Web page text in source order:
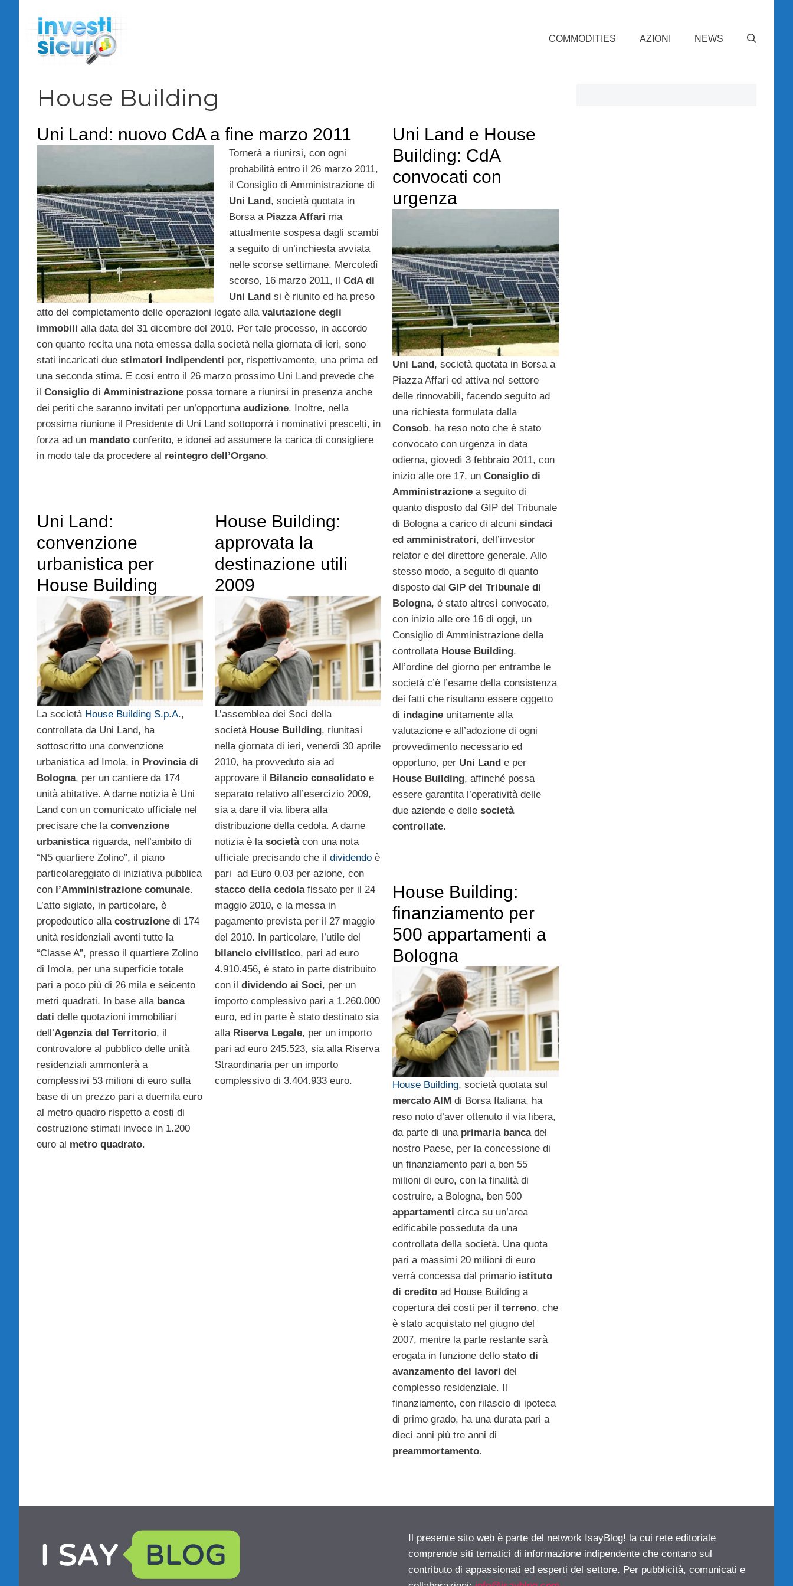
contenuto
COMMODITIES AZIONI NEWS
House Building
Uni Land: nuovo CdA a fine marzo 2011
Tornerà a riunirsi, con ogni
probabilità entro il 26 marzo 2011,
il Consiglio di Amministrazione di
Uni Land, società quotata in
Borsa a Piazza Affari ma
attualmente sospesa dagli scambi
a seguito di un’inchiesta avviata
nelle scorse settimane. Mercoledì
scorso, 16 marzo 2011, il CdA di
Uni Landsi è riunito ed ha preso
atto del completamento delle operazioni legate alla valutazione degli
immobili alla data del 31 dicembre del 2010. Per tale processo, in accordo
con quanto recita una nota emessa dalla società nella giornata di ieri, sono
stati incaricati due stimatori indipendenti per, rispettivamente, una prima ed
una seconda stima. E così entro il 26 marzo prossimo Uni Land prevede che
il Consiglio di Amministrazione possa tornare a riunirsi in presenza anche
dei periti che saranno invitati per un’opportuna audizione. Inoltre, nella
prossima riunione il Presidente di Uni Land sottoporrà i nominativi prescelti, in
forza ad un mandato conferito, e idonei ad assumere la carica di consigliere
in modo tale da procedere al reintegro dell’Organo.
Uni Land e House
Building: CdA
convocati con
urgenza
Uni Land , società quotata in Borsa a
Piazza Affari ed attiva nel settore
delle rinnovabili, facendo seguito ad
una richiesta formulata dalla
Consob, ha reso noto che è stato
convocato con urgenza in data
odierna, giovedì 3 febbraio 2011, con
inizio alle ore 17, unConsiglio di
Amministrazione a seguito di
quanto disposto dal GIP del Tribunale
di Bologna a carico di alcunisindaci
ed amministratori, dell’investor
relator e del direttore generale. Allo
stesso modo, a seguito di quanto
disposto dalGIP del Tribunale di
Bologna, è stato altresì convocato,
con inizio alle ore 16 di oggi, un
Consiglio di Amministrazione della
controllata House Building.
All’ordine del giorno per entrambe le
società c’è l’esame della consistenza
dei fatti che risultano essere oggetto
di indagine unitamente alla
valutazione e all’adozione di ogni
provvedimento necessario ed
opportuno, per Uni Land e per
House Building, affinché possa
essere garantita l’operatività delle
due aziende e dellesocietà
controllate.
Uni Land:
convenzione
urbanistica per
House Building
La società House Building S.p.A.,
controllata da Uni Land, ha
sottoscritto una convenzione
urbanistica ad Imola, in Provincia di
Bologna, per un cantiere da 174
unità abitative. A darne notizia è Uni
Land con un comunicato ufficiale nel
precisare che la convenzione
urbanisticariguarda, nell’ambito di
“N5 quartiere Zolino”, il piano
particolareggiato di iniziativa pubblica
con l’Amministrazione comunale.
L’atto siglato, in particolare, è
propedeutico alla costruzione di 174
unità residenziali aventi tutte la
“Classe A”, presso il quartiere Zolino
di Imola, per una superficie totale
pari a poco più di 26 mila e seicento
metri quadrati. In base alla banca
dati delle quotazioni immobiliari
dell’Agenzia del Territorio, il
controvalore al pubblico delle unità
residenziali ammonterà a
complessivi 53 milioni di euro sulla
base di un prezzo pari a duemila euro
al metro quadro rispetto a costi di
costruzione stimati invece in 1.200
euro al metro quadrato.
House Building:
approvata la
destinazione utili
2009
L’assemblea dei Soci della
società House Building, riunitasi
nella giornata di ieri, venerdì 30 aprile
2010, ha provveduto sia ad
approvare il Bilancio consolidatoe
separato relativo all’esercizio 2009,
sia a dare il via libera alla
distribuzione della cedola. A darne
notizia è lasocietàcon una nota
ufficiale precisando che il dividendoè
pari ad Euro 0.03 per azione, con
stacco della cedolafissato per il 24
maggio 2010, e la messa in
pagamento prevista per il 27 maggio
del 2010. In particolare, l’utile del
bilancio civilistico, pari ad euro
4.910.456, è stato in parte distribuito
con il dividendo ai Soci, per un
importo complessivo pari a 1.260.000
euro, ed in parte è stato destinato sia
alla Riserva Legale, per un importo
pari ad euro 245.523, sia alla Riserva
Straordinaria per un importo
complessivo di 3.404.933 euro.
House Building:
finanziamento per
500 appartamenti a
Bologna
House Building, società quotata sul
mercato AIM di Borsa Italiana, ha
reso noto d’aver ottenuto il via libera,
da parte di una primaria bancadel
nostro Paese, per la concessione di
un finanziamento pari a ben 55
milioni di euro, con la finalità di
costruire, a Bologna, ben 500
appartamenti circa su un’area
edificabile posseduta da una
controllata della società. Una quota
pari a massimi 20 milioni di euro
verrà concessa dal primario istituto
di credito ad House Building a
copertura dei costi per ilterreno, che
è stato acquistato nel giugno del
2007, mentre la parte restante sarà
erogata in funzione dellostato di
avanzamento dei lavori del
complesso residenziale. Il
finanziamento, con rilascio di ipoteca
di primo grado, ha una durata pari a
dieci anni più tre anni di
preammortamento.
Il presente sito web è parte del network IsayBlog! la cui rete editoriale
comprende siti tematici di informazione indipendente che contano sul
contributo di appassionati ed esperti del settore. Per pubblicità, comunicati e